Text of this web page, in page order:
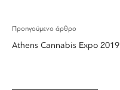
Προηγούμενο άρθρο
Athens Cannabis Expo 2019